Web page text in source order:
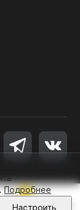
0
Войти
Подробнее
Настроить